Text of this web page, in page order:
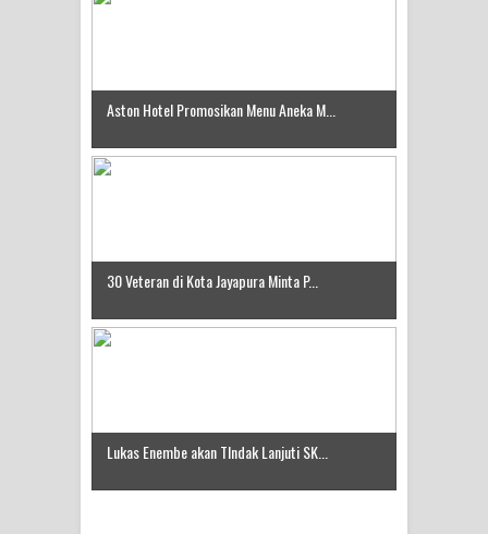
Aston Hotel Promosikan Menu Aneka M...
30 Veteran di Kota Jayapura Minta P...
Lukas Enembe akan TIndak Lanjuti SK...